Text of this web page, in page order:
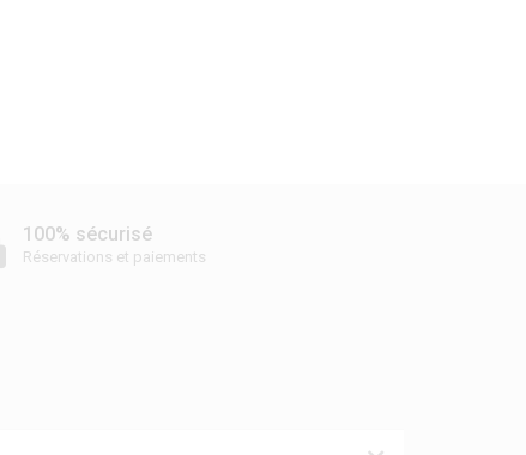
100% sécurisé
Réservations et paiements